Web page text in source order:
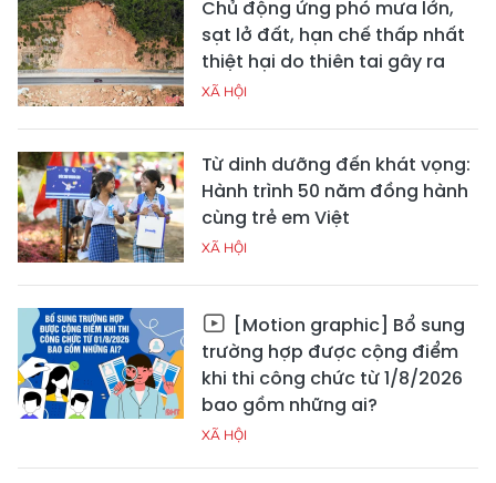
Chủ động ứng phó mưa lớn,
sạt lở đất, hạn chế thấp nhất
thiệt hại do thiên tai gây ra
XÃ HỘI
Từ dinh dưỡng đến khát vọng:
Hành trình 50 năm đồng hành
cùng trẻ em Việt
XÃ HỘI
[Motion graphic] Bổ sung
trường hợp được cộng điểm
khi thi công chức từ 1/8/2026
bao gồm những ai?
XÃ HỘI